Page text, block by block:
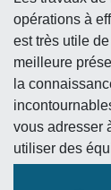
opérations à
est très utile
meilleure
la
vous adresser
utiliser des